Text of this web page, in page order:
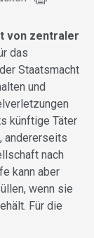
von zentraler
das
Staatsmacht
und
künftige Täter
andererseits
nach
kann aber
wenn sie
Für die